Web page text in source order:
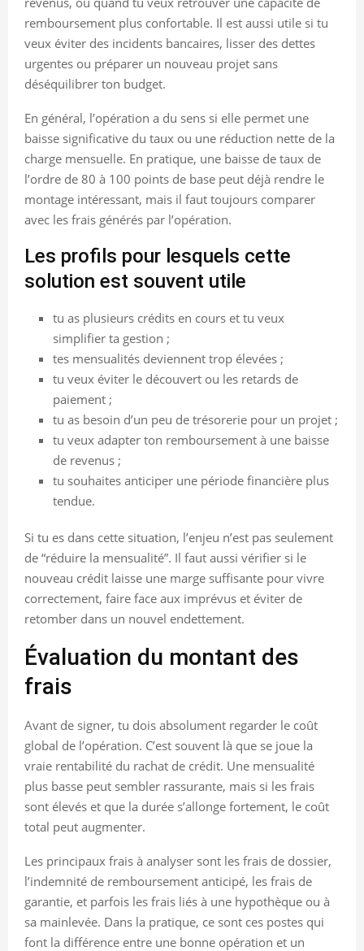
remboursement plus confortable. Il est aussi utile si tu
veux éviter des incidents bancaires, lisser des dettes
urgentes ou préparer un nouveau projet sans
déséquilibrer ton budget.
En général, l’opération a du sens si elle permet une
baisse significative du taux ou une réduction nette de la
charge mensuelle. En pratique, une baisse de taux de
l’ordre de 80 à 100 points de base peut déjà rendre le
montage intéressant, mais il faut toujours comparer
avec les frais générés par l’opération.
Les profils pour lesquels cette
solution est souvent utile
tu as plusieurs crédits en cours et tu veux
simplifier ta gestion ;
tes mensualités deviennent trop élevées ;
tu veux éviter le découvert ou les retards de
paiement ;
tu as besoin d’un peu de trésorerie pour un projet ;
tu veux adapter ton remboursement à une baisse
de revenus ;
tu souhaites anticiper une période financière plus
tendue.
Si tu es dans cette situation, l’enjeu n’est pas seulement
de “réduire la mensualité”. Il faut aussi vérifier si le
nouveau crédit laisse une marge suffisante pour vivre
correctement, faire face aux imprévus et éviter de
retomber dans un nouvel endettement.
Évaluation du montant des
frais
Avant de signer, tu dois absolument regarder le coût
global de l’opération. C’est souvent là que se joue la
vraie rentabilité du rachat de crédit. Une mensualité
plus basse peut sembler rassurante, mais si les frais
sont élevés et que la durée s’allonge fortement, le coût
total peut augmenter.
Les principaux frais à analyser sont les frais de dossier,
l’indemnité de remboursement anticipé, les frais de
garantie, et parfois les frais liés à une hypothèque ou à
sa mainlevée. Dans la pratique, ce sont ces postes qui
font la différence entre une bonne opération et un